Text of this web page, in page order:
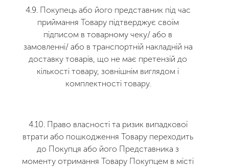
4.9. Покупець або його представник під час
приймання Товару підтверджує своїм
підписом в товарному чеку/ або в
замовленні/ або в транспортній накладній на
доставку товарів, що не має претензій до
кількості товару, зовнішнім виглядом і
комплектності товару.
4.10. Право власності та ризик випадкової
втрати або пошкодження Товару переходить
до Покупця або його Представника з
моменту отримання Товару Покупцем в місті